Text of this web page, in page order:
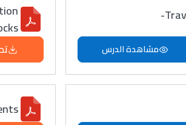
مشاهدة الدرس